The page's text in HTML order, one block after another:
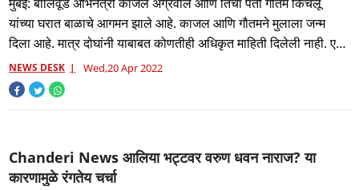
यांच्या घरात बाळाचे आगमन झाले आहे. काजल आणि गौतमने मुलाला जन्म
दिला आहे. मात्र दोघांनी याबाबत कोणतीही अधिकृत माहिती दिलेली नाही. एका
वृत्
NEWS DESK Wed,20 Apr 2022
Chanderi News आलिया भट्टवर वरुण धवन नाराज? या
कारणामुळे रंगतेय चर्चा